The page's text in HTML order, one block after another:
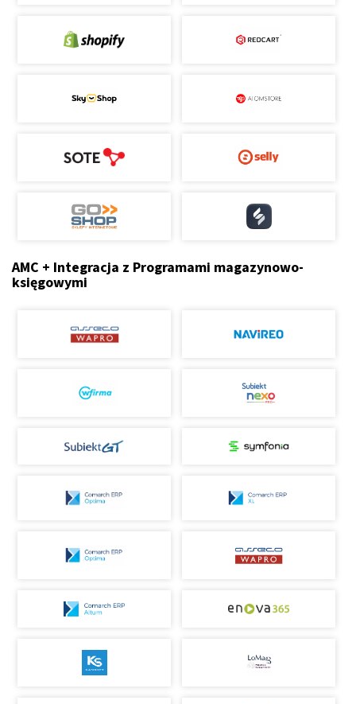
AMC + Integracja z Programami magazynowo-
księgowymi